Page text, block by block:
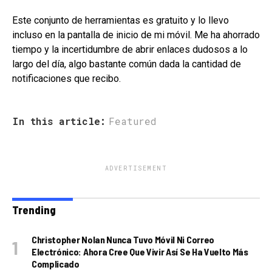
Este conjunto de herramientas es gratuito y lo llevo
incluso en la pantalla de inicio de mi móvil. Me ha ahorrado
tiempo y la incertidumbre de abrir enlaces dudosos a lo
largo del día, algo bastante común dada la cantidad de
notificaciones que recibo.
In this article: Featured
ADVERTISEMENT
Trending
Christopher Nolan Nunca Tuvo Móvil Ni Correo
Electrónico: Ahora Cree Que Vivir Así Se Ha Vuelto Más
Complicado